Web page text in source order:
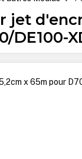
jet
DE100-